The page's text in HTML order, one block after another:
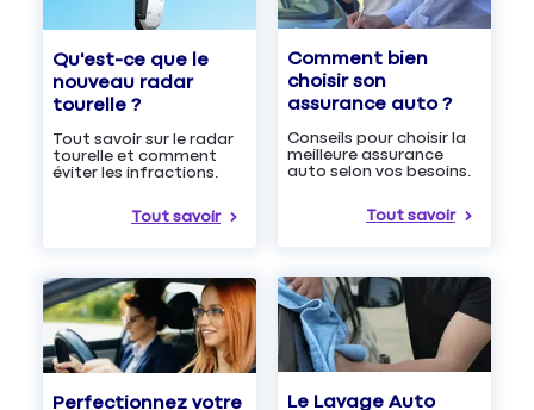
Qu'est-ce que le
nouveau radar
tourelle ?
Tout savoir sur le radar
tourelle et comment
éviter les infractions.
Tout savoir
Comment bien
choisir son
assurance auto ?
Conseils pour choisir la
meilleure assurance
auto selon vos besoins.
Tout savoir
Perfectionnez votre
Le Lavage Auto